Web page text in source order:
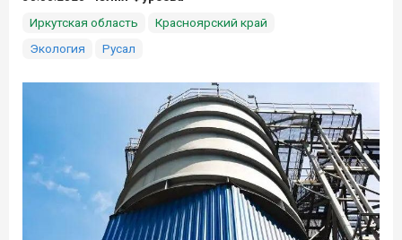
Иркутская область
Красноярский край
Экология
Русал